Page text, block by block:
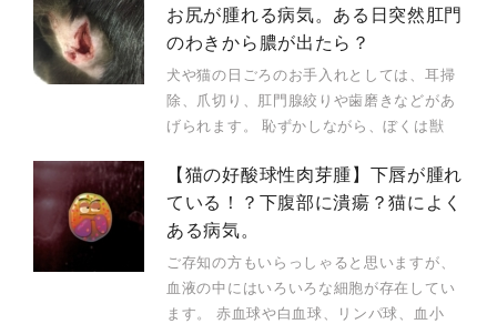
お尻が腫れる病気。ある日突然肛門
のわきから膿が出たら？
犬や猫の日ごろのお手入れとしては、耳掃
除、爪切り、肛門腺絞りや歯磨きなどがあ
げられます。 恥ずかしながら、ぼくは獣
【猫の好酸球性肉芽腫】下唇が腫れ
ている！？下腹部に潰瘍？猫によく
ある病気。
ご存知の方もいらっしゃると思いますが、
血液の中にはいろいろな細胞が存在してい
ます。 赤血球や白血球、リンパ球、血小